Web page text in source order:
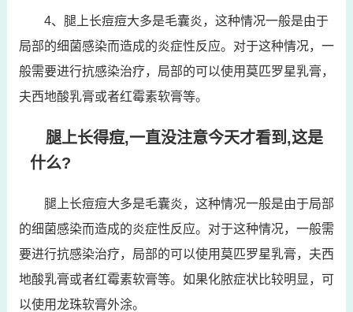
4、腿上长痘痘大多是毛囊炎，这种情况一般是由于
局部的细菌感染而造成的炎症性反应。对于这种情况，一
般需要进行抗感染治疗，局部的可以使用莫匹罗星乳膏，
夫西地酸乳膏或者红霉素软膏等。
腿上长得痘,一直没注意今天才看到,这是
什么?
腿上长痘痘大多是毛囊炎，这种情况一般是由于局部
的细菌感染而造成的炎症性反应。对于这种情况，一般需
要进行抗感染治疗，局部的可以使用莫匹罗星乳膏，夫西
地酸乳膏或者红霉素软膏等。如果化脓症状比较明显，可
以使用龙珠软膏外涂。